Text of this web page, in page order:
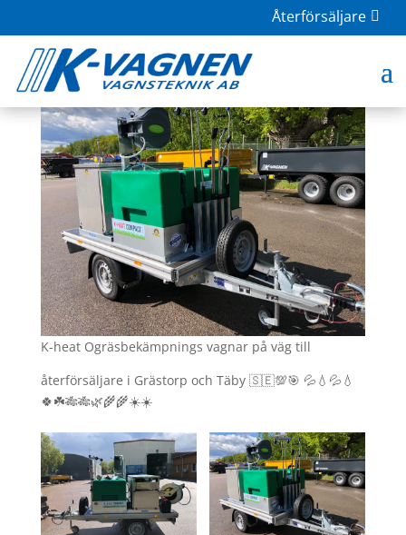
Återförsäljare
K-Heat Compact PRO
jun 1, 2021|K-Heat
K-heat Ogräsbekämpnings vagnar på väg till
återförsäljare i Grästorp och Täby 🇸🇪💯🎯 💦💧💦💧
🍀☘️🎋🎋🌿🌾🌾☀️☀️